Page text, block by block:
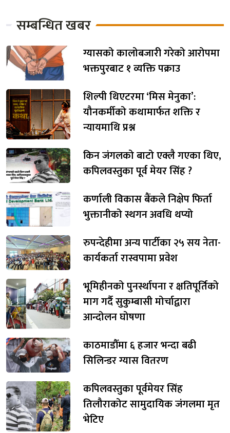
सम्बन्धित खबर
ग्यासको कालोबजारी गरेको आरोपमा
भक्तपुरबाट १ व्यक्ति पक्राउ
शिल्पी थिएटरमा ‘मिस मेनुका’:
यौनकर्मीको कथामार्फत शक्ति र
न्यायमाथि प्रश्न
किन जंगलको बाटो एक्लै गएका थिए,
कपिलवस्तुका पूर्व मेयर सिंह ?
कर्णाली विकास बैंकले निक्षेप फिर्ता
भुक्तानीको स्थगन अवधि थप्यो
रुपन्देहीमा अन्य पार्टीका २५ सय नेता-
कार्यकर्ता रास्वपामा प्रवेश
भूमिहीनको पुनर्स्थापना र क्षतिपूर्तिको
माग गर्दै सुकुम्बासी मोर्चाद्वारा
आन्दोलन घोषणा
काठमाडौँमा ६ हजार भन्दा बढी
सिलिन्डर ग्यास वितरण
कपिलवस्तुका पूर्वमेयर सिंह
तिलौराकोट सामुदायिक जंगलमा मृत
भेटिए